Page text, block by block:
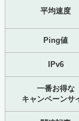
平均速度
Ping値
IPv6
一番お得な
キャンペーンサ